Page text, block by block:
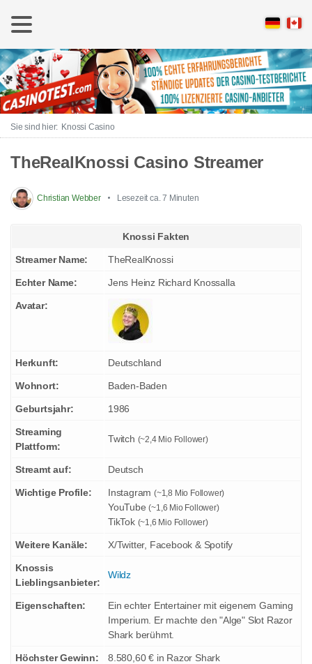
Knossi Casino
TheRealKnossi Casino Streamer
Christian Webber Lesezeit ca. 7 Minuten
Knossi Fakten
Streamer Name: TheRealKnossi
Echter Name: Jens Heinz Richard Knossalla
Avatar:
Herkunft: Deutschland
Wohnort: Baden-Baden
Geburtsjahr: 1986
Streaming
Plattform:
Twitch (~2,4 Mio Follower)
Streamt auf: Deutsch
Wichtige Profile: Instagram (~1,8 Mio Follower)
YouTube(~1,6 Mio Follower)
TikTok (~1,6 Mio Follower)
Weitere Kanäle: X/Twitter, Facebook & Spotify
Knossis
Lieblingsanbieter:
Wildz
Eigenschaften:
Ein echter Entertainer mit eigenem Gaming
Imperium. Er machte den "Alge" Slot Razor
Shark berühmt.
Höchster Gewinn: 8.580,60 € in Razor Shark